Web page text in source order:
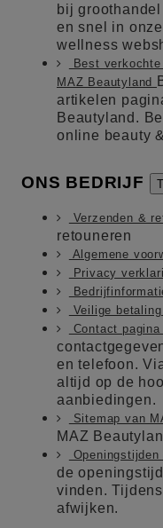
bij
en snel in
wellness
Best
MAZ Beautyland
artikelen
Beautyland.
online beauty
ONS BEDRIJF
Verzenden &
retouneren
Algemene
Privacy
Veilige betaling
Contact
en telefoon.
altijd op de
aanbiedingen.
Sitemap van
MAZ
de
vinden.
afwijken.